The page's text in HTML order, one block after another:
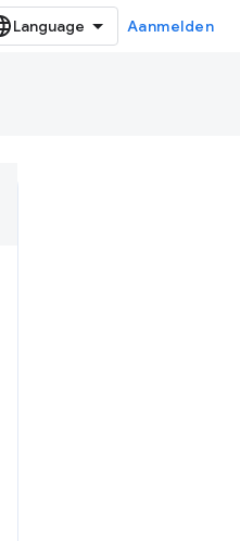
Aanmelden